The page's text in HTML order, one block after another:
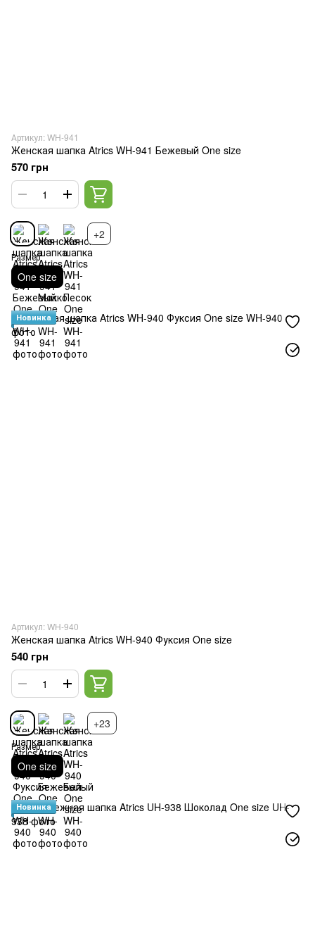
Артикул: WH-941
Женская шапка Atrics WH-941 Бежевый One size
570 грн
+2
Размер
One size
Новинка
Артикул: WH-940
Женская шапка Atrics WH-940 Фуксия One size
540 грн
+23
Размер
One size
Новинка